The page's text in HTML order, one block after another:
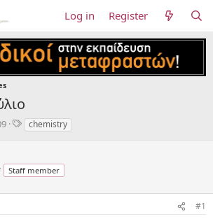
Log in Register
Tchemistry
Staff member
#1